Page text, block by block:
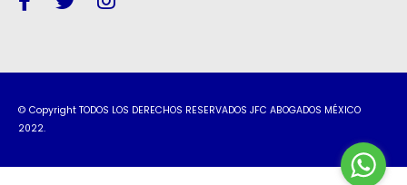
© Copyright TODOS LOS DERECHOS RESERVADOS JFC ABOGADOS MÉXICO
2022.